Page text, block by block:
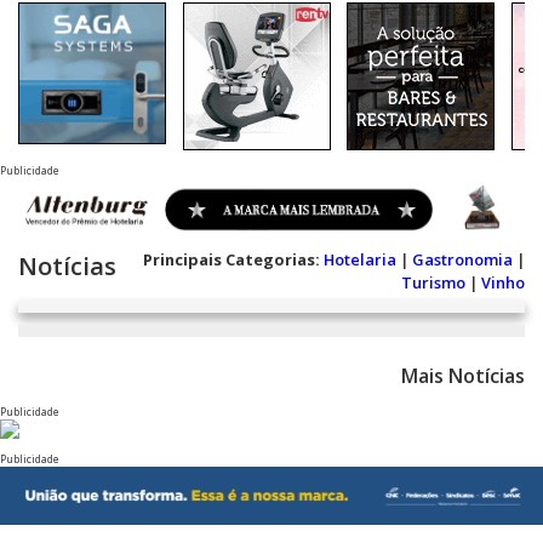
Publicidade
Notícias Principais Categorias: Hotelaria | Gastronomia |
Turismo | Vinho
Mais Notícias
Publicidade
Publicidade